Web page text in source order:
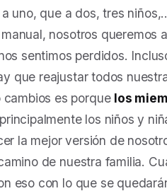
uno, que a dos, tres
nosotros queremos
sentimos perdidos.
que reajustar todos
es porque los
los niños y
la mejor versión de
de nuestra familia.
eso con lo que se